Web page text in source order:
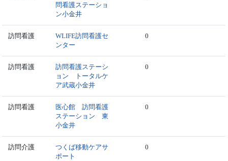
問看護ステーショ
ン小金井
訪問看護
WLIFE訪問看護セ
ンター
0
訪問看護
訪問看護ステーシ
ョン トータルケ
ア武蔵小金井
0
訪問看護
医心館 訪問看護
ステーション 東
小金井
0
訪問介護
つくば移動ケアサ
ポート
0